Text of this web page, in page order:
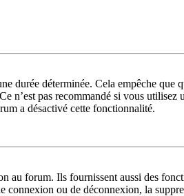
durée déterminée. Cela empêche que
n’est pas recommandé si vous
a désactivé cette fonctionnalité.
au forum. Ils fournissent aussi des
ou de déconnexion, la